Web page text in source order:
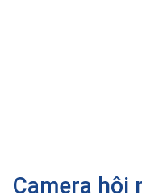
Camera hội
Dịch